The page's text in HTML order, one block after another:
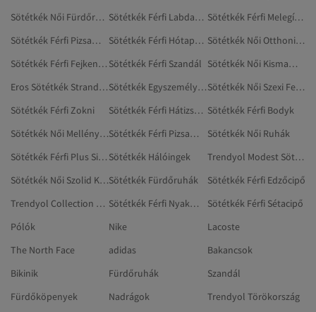
Sötétkék Női Fürdőruhák
Sötétkék Férfi Labdarúgás
Sötétkék Férfi Melegítőszettek
Sötétkék Férfi Pizsamaalsó
Sötétkék Férfi Hótaposó
Sötétkék Női Otthoni Ruházat
Sötétkék Férfi Fejkendők Sötétkék Férfi Szandál
Sötétkék Női Kismamaruházat
Eros Sötétkék Strandruházat
Sötétkék Egyszemélyes Ágytakarók
Sötétkék Női Szexi Fehérnemű
Sötétkék Férfi Zokni
Sötétkék Férfi Hátizsákok Sötétkék Férfi Bodyk
Sötétkék Női Mellények
Sötétkék Férfi Pizsamafelsők
Sötétkék Női Ruhák
Sötétkék Férfi Plus Size Ruházat Sötétkék Hálóingek
Trendyol Modest Sötétkék Strandruházat
Sötétkék Női Szolid KabátokSötétkék Fürdőruhák
Sötétkék Férfi Edzőcipő
Trendyol Collection Sötétkék Bikiniszettek
Sötétkék Férfi Nyakmelegítők
Sötétkék Férfi Sétacipő
Pólók
Nike
Lacoste
The North Face
adidas
Bakancsok
Bikinik
Fürdőruhák
Szandál
Fürdőköpenyek
Nadrágok
Trendyol Törökország